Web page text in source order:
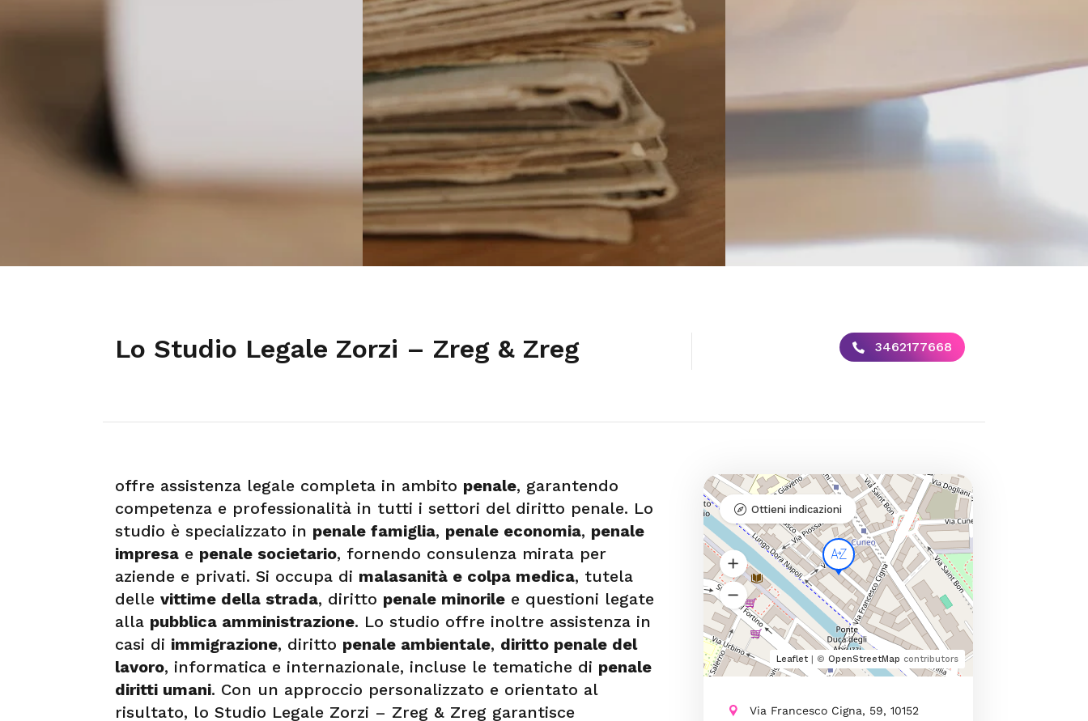
Lo Studio Legale Zorzi – Zreg & Zreg 3462177668
offre assistenza legale completa in ambito penale, garantendo
competenza e professionalità in tutti i settori del diritto penale. Lo
studio è specializzato in penale famiglia, penale economia, penale
impresa e penale societario, fornendo consulenza mirata per
aziende e privati. Si occupa di malasanità e colpa medica, tutela
delle vittime della strada, diritto penale minorile e questioni legate
alla pubblica amministrazione. Lo studio offre inoltre assistenza in
casi di immigrazione, diritto penale ambientale, diritto penale del
lavoro, informatica e internazionale, incluse le tematiche di penale
diritti umani. Con un approccio personalizzato e orientato al
risultato, lo Studio Legale Zorzi – Zreg & Zreg garantisce
Leaflet| © OpenStreetMap contributors
Ottieni indicazioni
Via Francesco Cigna, 59, 10152